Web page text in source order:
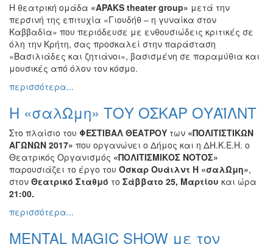
ΑΝΘΕΚΤΙΚΗ
ΠΟΛΗ
Η θεατρική ομάδα «APAKS theater group» μετά την
περσινή της επιτυχία «Γιουδήθ – η γυναίκα στον
Καββαδία» που περιόδευσε με ενθουσιώδεις κριτικές σε
όλη την Κρήτη, σας προσκαλεί στην παράσταση
«Βασιλιάδες και ζητιάνοι», βασισμένη σε παραμύθια και
μουσικές από όλον τον κόσμο.
περισσότερα...
Η «σαλΩμη» ΤΟΥ ΟΣΚΑΡ ΟΥΑΪΛΝΤ
Στο πλαίσιο του ΦΕΣΤΙΒΑΛ ΘΕΑΤΡΟΥ των «ΠΟΛΙΤΙΣΤΙΚΩΝ
ΑΓΩΝΩΝ 2017» που οργανώνει ο Δήμος και η ΔΗ.Κ.Ε.Η. ο
Θεατρικός Οργανισμός «ΠΟΛΙΤΙΣΜΙΚΟΣ ΝΟΤΟΣ»
παρουσιάζει το έργο του Όσκαρ Ουάιλντ Η «σαλΩμη»,
στον Θεατρικό Σταθμό το Σάββατο 25, Μαρτίου και ώρα
21:00.
περισσότερα...
MENTAL MAGIC SHOW με τον